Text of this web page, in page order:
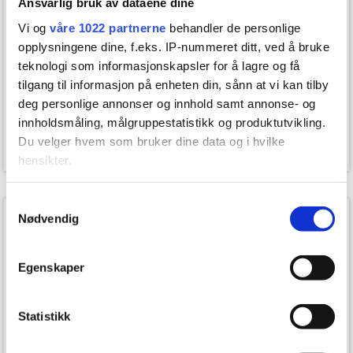
Vi og våre 1022 partnerne behandler de personlige
opplysningene dine, f.eks. IP-nummeret ditt, ved å bruke
teknologi som informasjonskapsler for å lagre og få
tilgang til informasjon på enheten din, sånn at vi kan tilby
deg personlige annonser og innhold samt annonse- og
innholdsmåling, målgruppestatistikk og produktutvikling.
Du velger hvem som bruker dine data og i hvilke
hensikter.
Innhente informasjon om den geografiske
Identifisere enheten din ved å aktivt skanne den for
Undermer info
kan du lese om hvordan dine personlige
Nødvendig
Egenskaper
Statistikk
På lager
Dunlop Womens Club Line
Jakke - Hvit
699,00
199,00 kr.
På lager
Dunlop Womens Club Line
Jakke - Navy
699,00
199,00kr.
SPAR 380,-